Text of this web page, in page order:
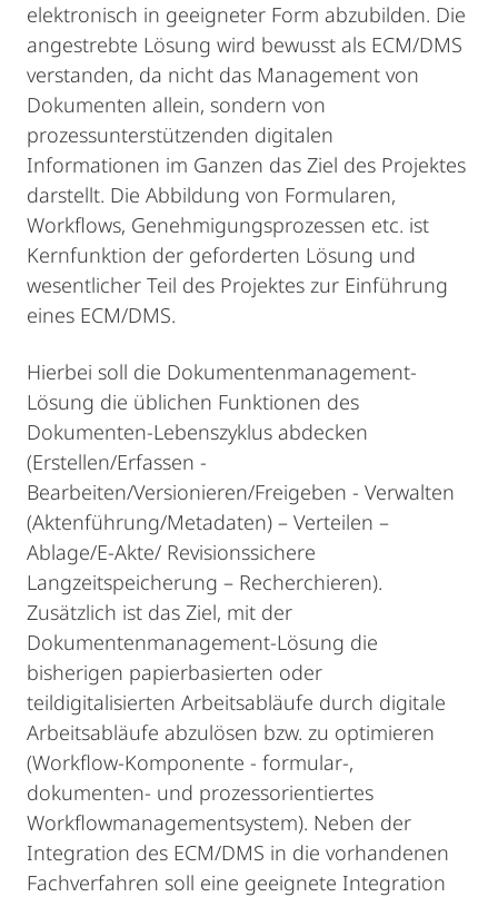
elektronisch in geeigneter Form abzubilden. Die
angestrebte Lösung wird bewusst als ECM/DMS
verstanden, da nicht das Management von
Dokumenten allein, sondern von
prozessunterstützenden digitalen
Informationen im Ganzen das Ziel des Projektes
darstellt. Die Abbildung von Formularen,
Workflows, Genehmigungsprozessen etc. ist
Kernfunktion der geforderten Lösung und
wesentlicher Teil des Projektes zur Einführung
eines ECM/DMS.
Hierbei soll die Dokumentenmanagement-
Lösung die üblichen Funktionen des
Dokumenten-Lebenszyklus abdecken
(Erstellen/Erfassen -
Bearbeiten/Versionieren/Freigeben - Verwalten
(Aktenführung/Metadaten) – Verteilen –
Ablage/E-Akte/ Revisionssichere
Langzeitspeicherung – Recherchieren).
Zusätzlich ist das Ziel, mit der
Dokumentenmanagement-Lösung die
bisherigen papierbasierten oder
teildigitalisierten Arbeitsabläufe durch digitale
Arbeitsabläufe abzulösen bzw. zu optimieren
(Workflow-Komponente - formular-,
dokumenten- und prozessorientiertes
Workflowmanagementsystem). Neben der
Integration des ECM/DMS in die vorhandenen
Fachverfahren soll eine geeignete Integration